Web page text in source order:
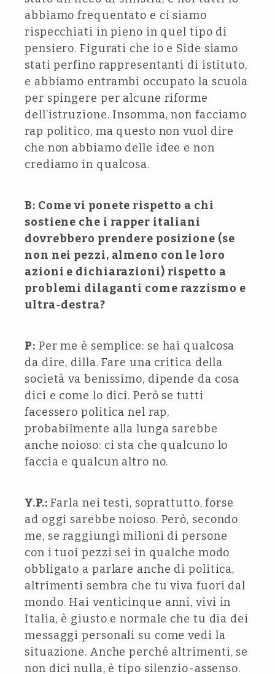
abbiamo frequentato e ci siamo
rispecchiati in pieno in quel tipo di
pensiero. Figurati che io e Side siamo
stati perfino rappresentanti di istituto,
e abbiamo entrambi occupato la scuola
per spingere per alcune riforme
dell’istruzione. Insomma, non facciamo
rap politico, ma questo non vuol dire
che non abbiamo delle idee e non
crediamo in qualcosa.
B: Come vi ponete rispetto a chi
sostiene che i rapper italiani
dovrebbero prendere posizione (se
non nei pezzi, almeno con le loro
azioni e dichiarazioni) rispetto a
problemi dilaganti come razzismo e
ultra-destra?
P: Per me è semplice: se hai qualcosa
da dire, dilla. Fare una critica della
società va benissimo, dipende da cosa
dici e come lo dici. Però se tutti
facessero politica nel rap,
probabilmente alla lunga sarebbe
anche noioso: ci sta che qualcuno lo
faccia e qualcun altro no.
Y.P.: Farla nei testi, soprattutto, forse
ad oggi sarebbe noioso. Però, secondo
me, se raggiungi milioni di persone
con i tuoi pezzi sei in qualche modo
obbligato a parlare anche di politica,
altrimenti sembra che tu viva fuori dal
mondo. Hai venticinque anni, vivi in
Italia, è giusto e normale che tu dia dei
messaggi personali su come vedi la
situazione. Anche perché altrimenti, se
non dici nulla, è tipo silenzio-assenso.